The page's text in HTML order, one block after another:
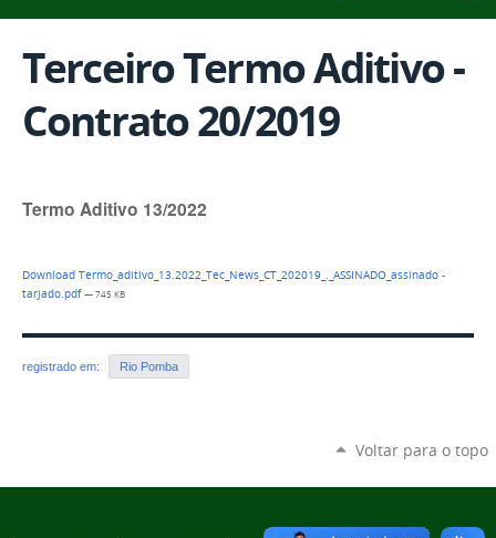
Terceiro Termo Aditivo -
Contrato 20/2019
Termo Aditivo 13/2022
Download Termo_aditivo_13.2022_Tec_News_CT_202019_._ASSINADO_assinado -
tarjado.pdf— 745 KB
registrado em: Rio Pomba
Voltar para o topo